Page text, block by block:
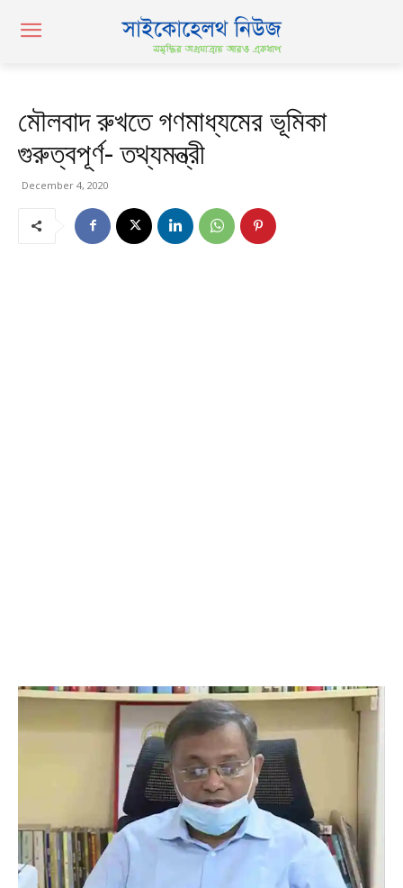
মৌলবাদ রুখতে গণমাধ্যমের ভূমিকা
গুরুত্বপূর্ণ- তথ্যমন্ত্রী
December 4, 2020